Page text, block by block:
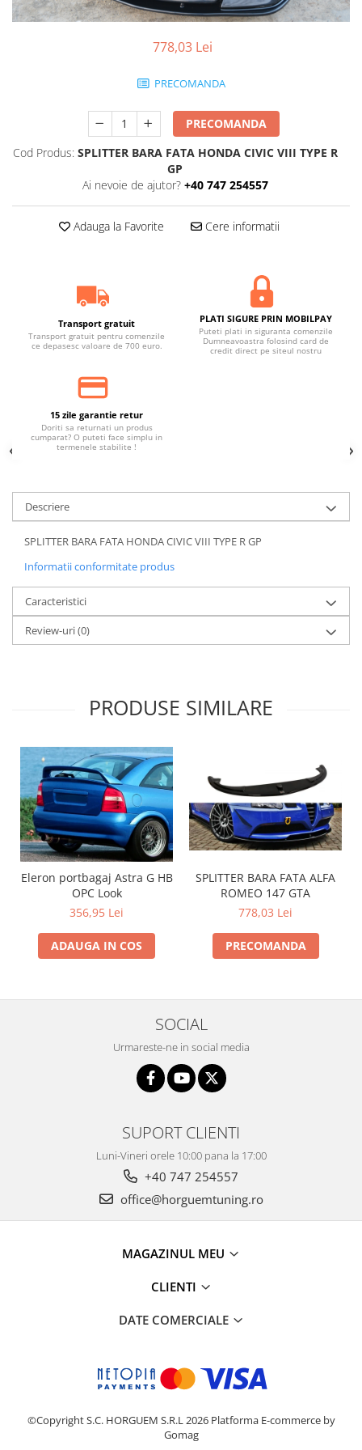
778,03 Lei
PRECOMANDA
PRECOMANDA
Cod Produs: SPLITTER BARA FATA HONDA CIVIC VIII TYPE R
GP
Ai nevoie de ajutor? +40 747 254557
Adauga la Favorite Cere informatii
Transport gratuit
Transport gratuit pentru comenzile
ce depasesc valoare de 700 euro.
PLATI SIGURE PRIN MOBILPAY
Puteti plati in siguranta comenzile
Dumneavoastra folosind card de
credit direct pe siteul nostru
15 zile garantie retur
Doriti sa returnati un produs
cumparat? O puteti face simplu in
termenele stabilite !
Descriere
SPLITTER BARA FATA HONDA CIVIC VIII TYPE R GP
Informatii conformitate produs
Caracteristici
Review-uri(0)
PRODUSE SIMILARE
Eleron portbagaj Astra G HB
OPC Look
356,95 Lei
ADAUGA IN COS
SPLITTER BARA FATA ALFA
ROMEO 147 GTA
778,03 Lei
PRECOMANDA
SOCIAL
Urmareste-ne in social media
SUPORT CLIENTI
Luni-Vineri orele 10:00 pana la 17:00
+40 747 254557
office@horguemtuning.ro
MAGAZINUL MEU
CLIENTI
DATE COMERCIALE
©Copyright S.C. HORGUEM S.R.L 2026 Platforma E-commerce by
Gomag